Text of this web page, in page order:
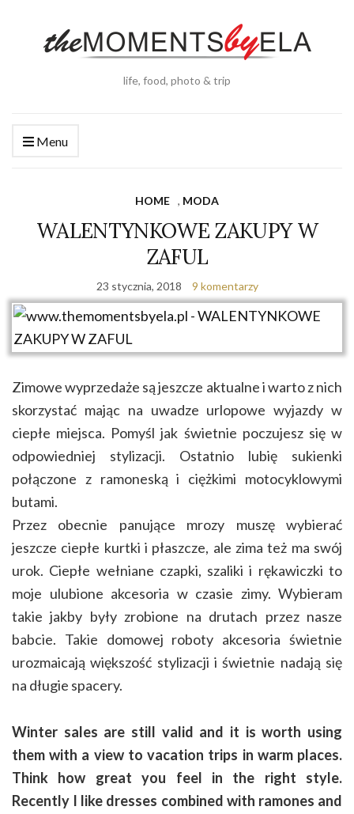
life, food, photo & trip
Menu
HOME , MODA
WALENTYNKOWE ZAKUPY W
ZAFUL
23 stycznia, 2018 9 komentarzy
Zimowe wyprzedaże są jeszcze aktualne i warto z nich
skorzystać mając na uwadze urlopowe wyjazdy w
ciepłe miejsca. Pomyśl jak świetnie poczujesz się w
odpowiedniej stylizacji. Ostatnio lubię sukienki
połączone z ramoneską i ciężkimi motocyklowymi
butami.
Przez obecnie panujące mrozy muszę wybierać
jeszcze ciepłe kurtki i płaszcze, ale zima też ma swój
urok. Ciepłe wełniane czapki, szaliki i rękawiczki to
moje ulubione akcesoria w czasie zimy. Wybieram
takie jakby były zrobione na drutach przez nasze
babcie. Takie domowej roboty akcesoria świetnie
urozmaicają większość stylizacji i świetnie nadają się
na długie spacery.
Winter sales are still valid and it is worth using
them with a view to vacation trips in warm places.
Think how great you feel in the right style.
Recently I like dresses combined with ramones and